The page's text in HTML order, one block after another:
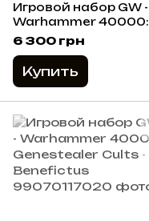
Игровой набор GW -
Warhammer 40000:
Combat Patrol -
Genestealer Cults
6 300 грн
Купить